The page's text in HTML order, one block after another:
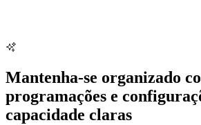
Mantenha-se organizado
programações e
capacidade claras